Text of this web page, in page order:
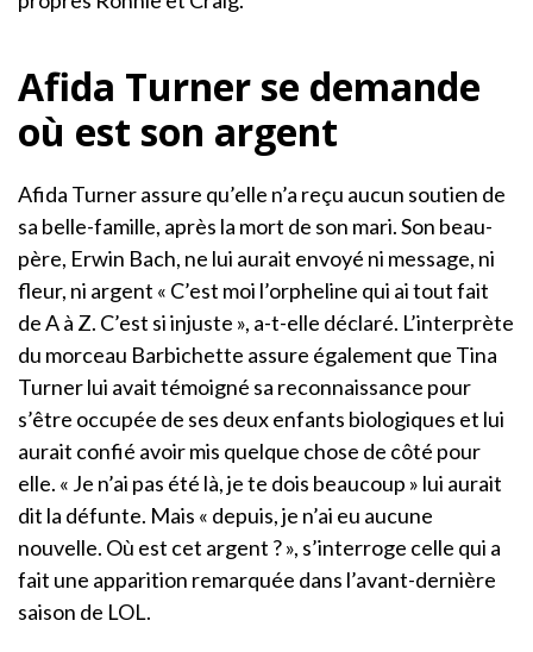
Afida Turner se demande
où est son argent
Afida Turner assure qu’elle n’a reçu aucun soutien de
sa belle-famille, après la mort de son mari. Son beau-
père, Erwin Bach, ne lui aurait envoyé ni message, ni
fleur, ni argent « C’est moi l’orpheline qui ai tout fait
de A à Z. C’est si injuste », a-t-elle déclaré. L’interprète
du morceau Barbichette assure également que Tina
Turner lui avait témoigné sa reconnaissance pour
s’être occupée de ses deux enfants biologiques et lui
aurait confié avoir mis quelque chose de côté pour
elle. « Je n’ai pas été là, je te dois beaucoup » lui aurait
dit la défunte. Mais « depuis, je n’ai eu aucune
nouvelle. Où est cet argent ? », s’interroge celle qui a
fait une apparition remarquée dans l’avant-dernière
saison de LOL.